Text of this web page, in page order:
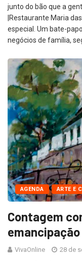
junto do bão que a
|Restaurante Maria
especial. Um bate-
negócios de família,
AGENDA ARTE E
Contagem
VivaOnline 28 de